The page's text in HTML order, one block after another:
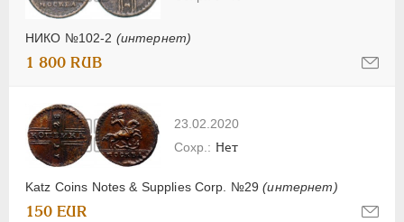
НИКО №102-2 (интернет)
1 800 RUB
23.02.2020
Katz Coins Notes & Supplies Corp. №29(интернет)
Нет
150 EUR